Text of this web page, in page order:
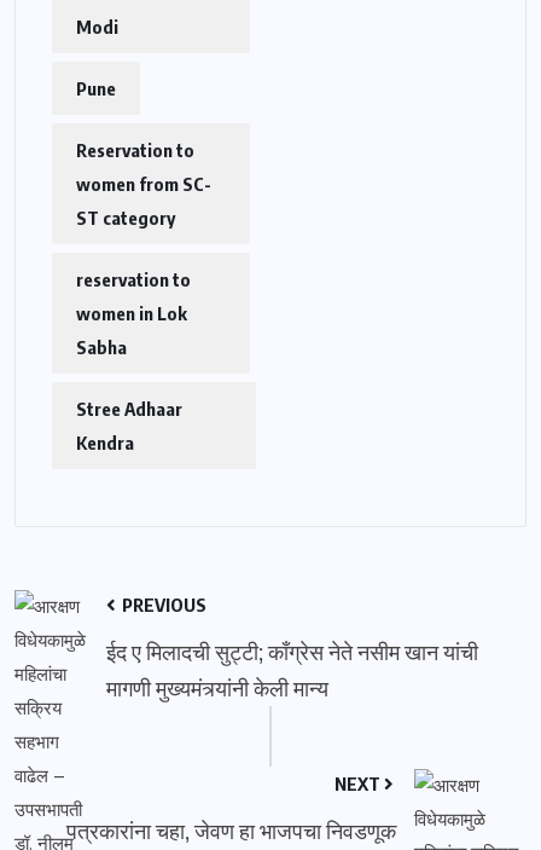
Modi
Pune
Reservation to
women from SC-
ST category
reservation to
women in Lok
Sabha
Stree Adhaar
Kendra
PREVIOUS
ईद ए मिलादची सुट्टी; काँग्रेस नेते नसीम खान यांची
मागणी मुख्यमंत्र्यांनी केली मान्य
NEXT
पत्रकारांना चहा, जेवण हा भाजपचा निवडणूक